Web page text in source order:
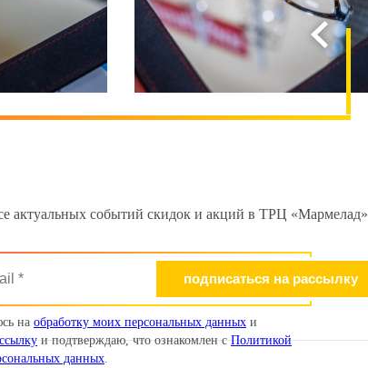
актуальных событий скидок и акций в ТРЦ «Мармелад»
на обработку моих персональных данных и
и подтверждаю, что ознакомлен сПолитикой
данных.